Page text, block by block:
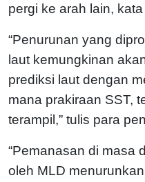
pergi ke arah lain,
“Penurunan yang
laut kemungkinan
prediksi laut dengan
mana prakiraan SST,
terampil,” tulis para
“Pemanasan di masa
oleh MLD